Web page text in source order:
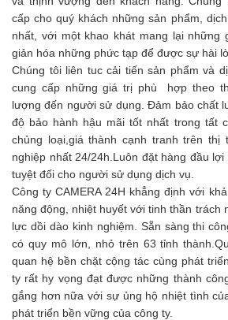
cấp cho quý khách những sản phẩm,
nhất, với một khao khát mang lại những
giản hóa những phức tạp để được sự hài
Chúng tôi liên tuc cải tiến sản phẩm và
cung cấp những giá trị phù hợp theo
lượng đến người sử dụng. Đảm bảo chất
độ bảo hành hậu mãi tốt nhất trong tất
chủng loại,giá thành cạnh tranh trên thị
nghiệp nhất 24/24h.Luôn đặt hàng đầu
tuyệt đối cho người sử dụng dịch vụ.
Công ty CAMERA 24H khẳng định với
năng động, nhiệt huyết với tinh thần trách
lực dồi dào kinh nghiệm. Sẵn sàng thi
có quy mô lớn, nhỏ trên 63 tỉnh
quan hệ bền chặt cộng tác cùng phát
ty rất hy vọng đạt được những thành
gắng hơn nữa với sự ủng hộ nhiệt tình
phát triển bền vững của công ty.